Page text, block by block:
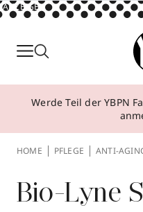
ANZEIGE
Parfum
Make-up
Über YBPN
Werde Teil der YBPN
HOME PFLEGE ANTI-
Bio-Lyne